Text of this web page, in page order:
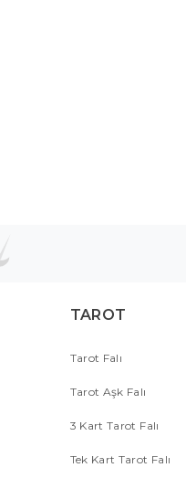
TAROT
Tarot Falı
Tarot Aşk Falı
3 Kart Tarot Falı
Tek Kart Tarot Falı